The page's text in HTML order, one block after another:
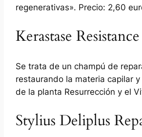
regenerativas». Precio: 2,60
Kerastase
Se trata de un champú de
restaurando la materia capilar
de la planta Resurrección y el
Stylius Deliplus